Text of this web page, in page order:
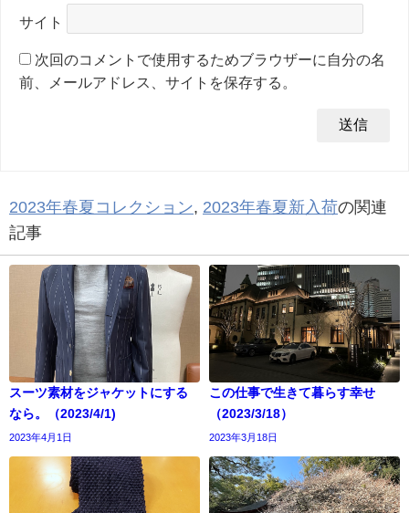
サイト
次回のコメントで使用するためブラウザーに自分の名
前、メールアドレス、サイトを保存する。
2023年春夏コレクション, 2023年春夏新入荷の関連
記事
スーツ素材をジャケットにする
なら。（2023/4/1)
2023年4月1日
この仕事で生きて暮らす幸せ
（2023/3/18）
2023年3月18日